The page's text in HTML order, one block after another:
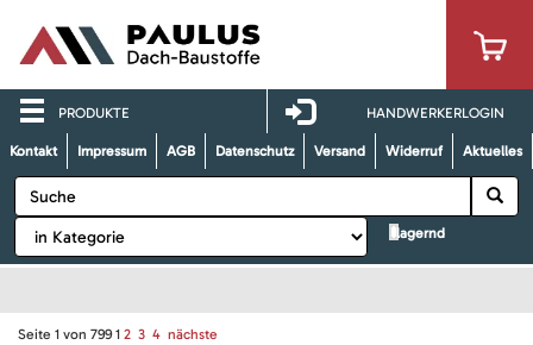
PRODUKTE HANDWERKERLOGIN
Kontakt Impressum AGB Datenschutz Versand Widerruf Aktuelles
lagernd
Seite 1 von 799 1 2 3 4 nächste